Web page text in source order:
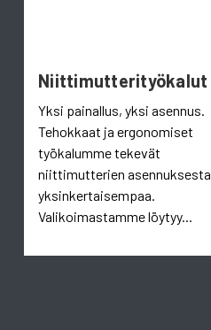
Niittimutterityökalut
Yksi painallus, yksi asennus.
Tehokkaat ja ergonomiset
työkalumme tekevät
niittimutterien asennuksesta
yksinkertaisempaa.
Valikoimastamme löytyy...